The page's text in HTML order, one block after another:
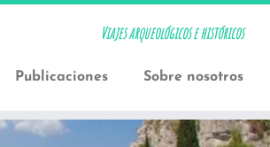
Viajes arqueológicos e históricos
Publicaciones Sobre nosotros